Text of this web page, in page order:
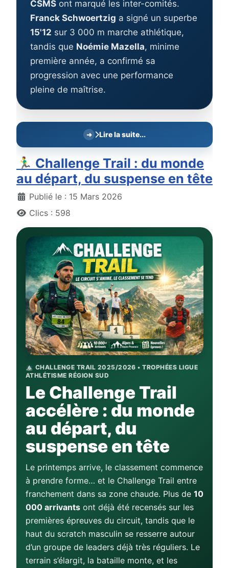
CSMS ont marqué les inter-comités.
Franck Schwoertzig a signé un superbe
15'12 sur 3 000 m marche athlétique,
tandis que Noémie Mazella, minime
première année, a confirmé sa
progression avec une performance
pleine de maîtrise.
Lire la suite...
🏃‍♂️ Challenge Trail : du monde
au départ, du suspense en tête
DétailsPublié le : 15 Mars 2026
Clics : 598
🏔️ CHALLENGE TRAIL 2025/2026 • TROPHÉES LIGUE
ATHLÉTISME RÉGION SUD
Le Challenge Trail
accélère : du monde
au départ, du
suspense en tête
Le printemps arrive, le classement commence
à prendre forme… et le Challenge Trail entre
franchement dans sa zone chaude. Plus de 10
000 arrivants ont déjà été recensés sur les
premières épreuves du circuit, tandis que le
haut du scratch masculin se resserre autour
d’un groupe de leaders déjà très réguliers. Le
terrain s’élargit, la bataille monte, et les